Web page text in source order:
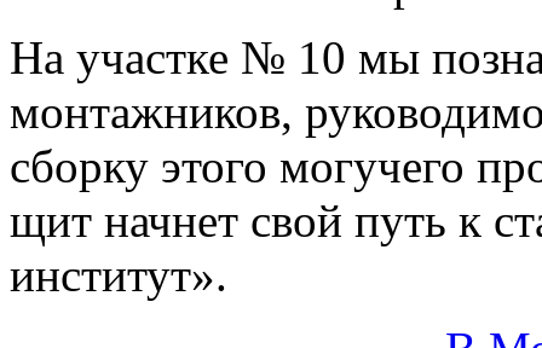
На участке № 10 мы
монтажников,
сборку этого могучего
щит начнет свой путь к
институт».